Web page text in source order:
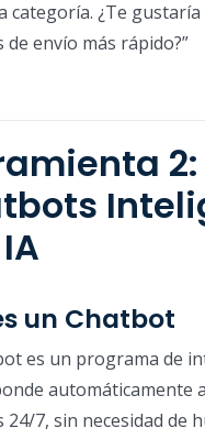
categoría. ¿Te
de envío más rápido?”
2:
un Chatbot
es un programa de
automáticamente
24/7, sin necesidad de